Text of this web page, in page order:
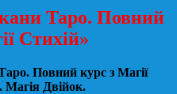
Таро. Повний
Стихій»
Повний курс з Магії
Магія Двійок.